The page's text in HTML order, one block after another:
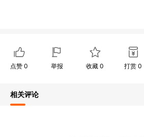
点赞 0 举报 收藏0 打赏 0
相关评论